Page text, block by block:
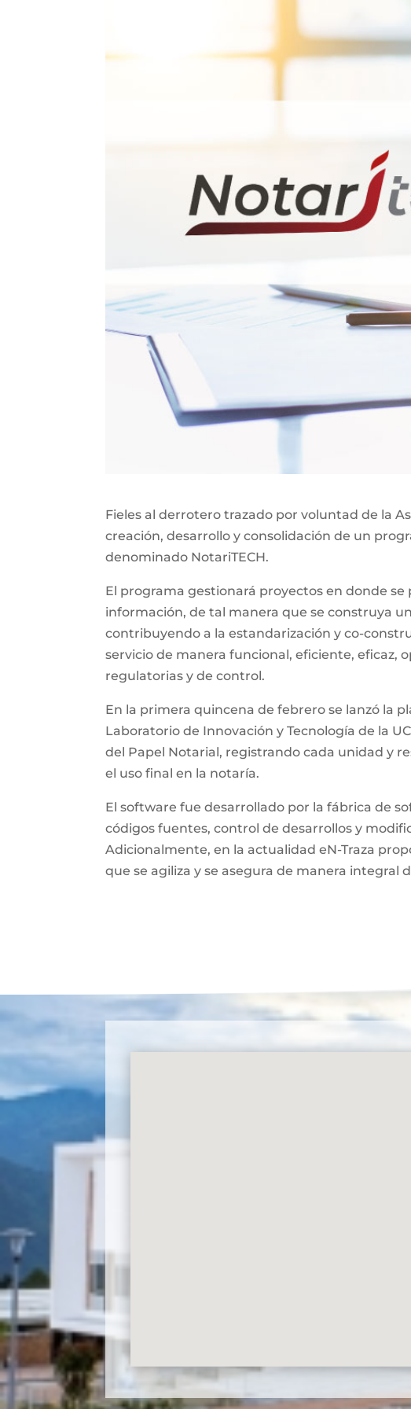
Fieles al derrotero trazado por voluntad de la
creación, desarrollo y consolidación de un
denominado NotariTECH.
El programa gestionará proyectos en donde
información, de tal manera que se construya
contribuyendo a la estandarización y co-
servicio de manera funcional, eficiente, eficaz,
regulatorias y de control.
En la primera quincena de febrero se lanzó la
Laboratorio de Innovación y Tecnología de la
del Papel Notarial, registrando cada unidad y
el uso final en la notaría.
El software fue desarrollado por la fábrica de
códigos fuentes, control de desarrollos y
Adicionalmente, en la actualidad eN-Traza
que se agiliza y se asegura de manera integral